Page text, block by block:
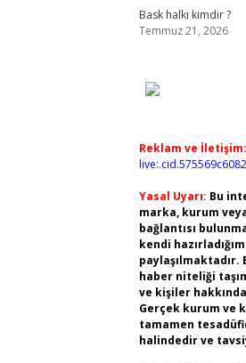
Bask halkı kimdir ?
Temmuz 21, 2026
Reklam ve İletişim:
Yasal Uyarı: Bu
marka, kurum
bağlantısı
kendi
haber niteliği
ve kişiler
Gerçek kurum ve
tamamen
halindedir ve